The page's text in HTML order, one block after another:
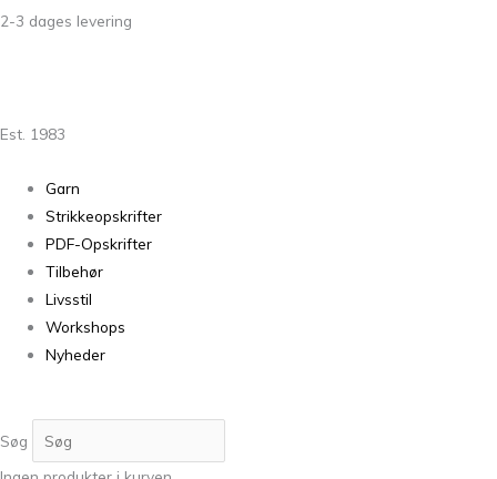
2-3 dages levering
Est. 1983
Garn
Strikkeopskrifter
PDF-Opskrifter
Tilbehør
Livsstil
Workshops
Nyheder
Søg